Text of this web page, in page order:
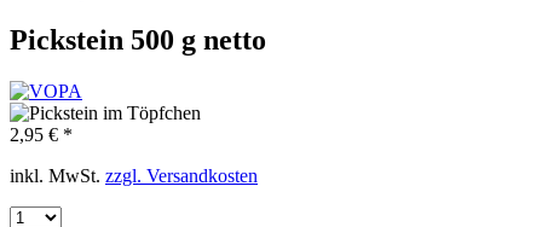
Pickstein 500 g netto
2,95 € *
inkl. MwSt. zzgl. Versandkosten